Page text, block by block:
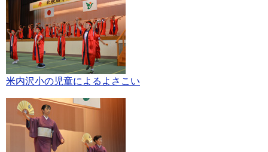
米内沢小の児童によるよさこい